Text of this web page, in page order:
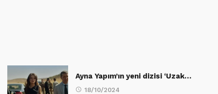
Ayna Yapım’ın yeni dizisi ‘Uzak…
18/10/2024